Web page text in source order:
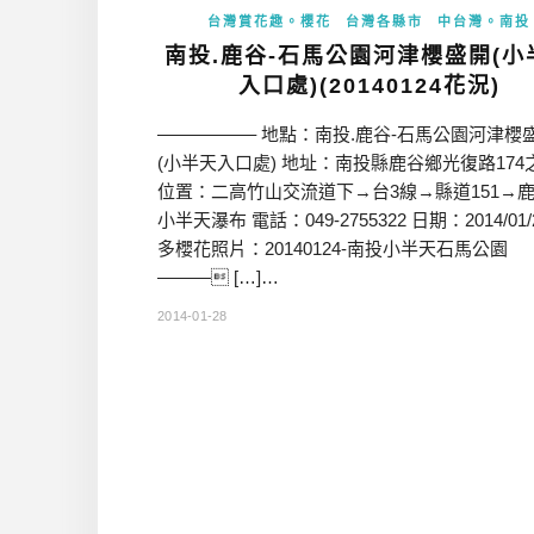
台灣賞花趣。櫻花 台灣各縣市 中台灣。南投
南投.鹿谷-石馬公園河津櫻盛開(小
入口處)(20140124花況)
—————– 地點：南投.鹿谷-石馬公園河津櫻
(小半天入口處) 地址：南投縣鹿谷鄉光復路174
位置：二高竹山交流道下→台3線→縣道151→
小半天瀑布 電話：049-2755322 日期：2014/
多櫻花照片：20140124-南投小半天石馬公園
——— […]…
2014-01-28